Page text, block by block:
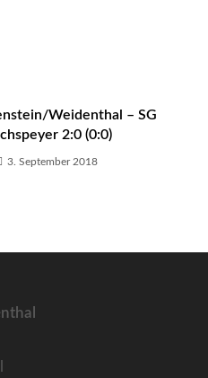
Weidenthal – SG
2:0 (0:0)
3. September 2018